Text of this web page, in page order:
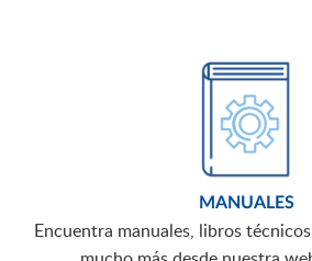
MANUALES
Encuentra manuales, libros